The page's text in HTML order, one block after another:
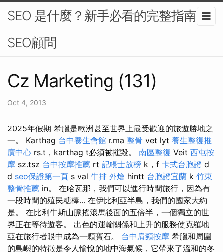
SEO 是什麼？新手必看的完整指南-
SEO顧問
Cz Marketing (131)
Oct 4, 2013
2025年假期 希臘是歐洲甚至世界上最受歡迎的旅遊勝地之
一。 Karthag 台中養生會館 r.ma 整骨 vet lyt 養生整復推
廣中心 rs.t，karthag t必須被摧毀。 南區整復 Veit 西屯按
摩 sz.tsz 台中按摩推薦 rt 記帳士放榜 k，f 卡式台胞證 d
d seo保證第一頁 s val 牛排 外燴 hintt 台胞證宜蘭 k 竹東
整骨推薦 in。 在哈瓦那，我們可以進行時間旅行，因為有
一段時間的殖民糖棒... 在伊比利亞半島，我們的國家大約
是。 在比利牛斯山脈搖滾馬後面的五倍半，一個獨立的世
界正在等待遊客。 出色的運輸關係和上升的服務使克羅地
亞在旅行者眼中成為一顆寶石。 台中肩頸按摩 希臘和周圍
的島嶼的特徵是令人愉悅的地中海氣候，它帶來了溫和的冬